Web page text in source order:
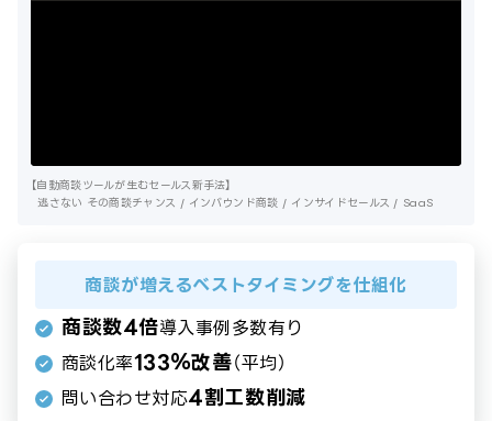
商談が増えるベストタイミングを仕組化
商談数4倍導入事例多数有り
商談化率133％改善（平均）
問い合わせ対応4割工数削減
【自動商談ツールが生むセールス新手法】
逃さない その商談チャンス / インバウンド商談 / インサイドセールス / SaaS